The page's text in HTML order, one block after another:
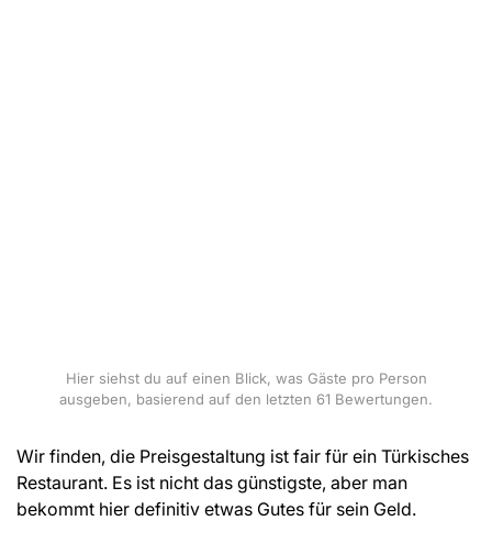
Hier siehst du auf einen Blick, was Gäste pro Person
ausgeben, basierend auf den letzten 61 Bewertungen.
Wir finden, die Preisgestaltung ist fair für ein Türkisches
Restaurant. Es ist nicht das günstigste, aber man
bekommt hier definitiv etwas Gutes für sein Geld.